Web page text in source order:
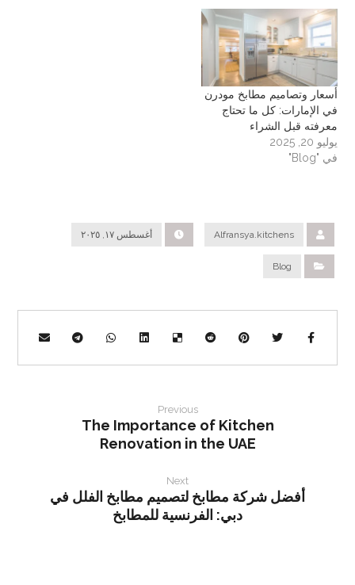
أسعار وتصاميم مطابخ مودرن
في الإمارات: كل ما تحتاج
معرفته قبل الشراء
يوليو 20, 2025
في "Blog"
Alfransya.kitchens أغسطس ١٧, ٢٠٢٥
Blog
Previous
The Importance of Kitchen
Renovation in the UAE
Next
أفضل شركة مطابخ لتصميم مطابخ الفلل في
دبي: الفرنسية للمطابخ